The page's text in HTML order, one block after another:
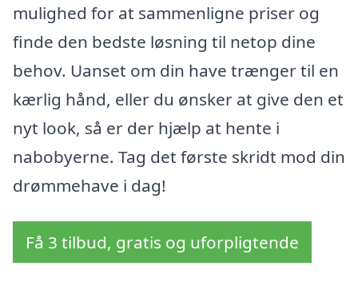
mulighed for at sammenligne priser og
finde den bedste løsning til netop dine
behov. Uanset om din have trænger til en
kærlig hånd, eller du ønsker at give den et
nyt look, så er der hjælp at hente i
nabobyerne. Tag det første skridt mod din
drømmehave i dag!
Få 3 tilbud, gratis og uforpligtende